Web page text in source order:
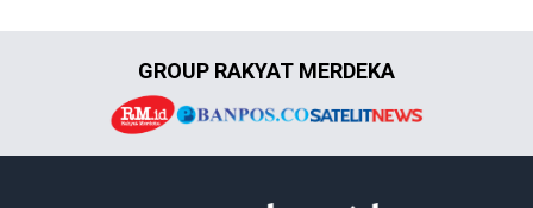
GROUP RAKYAT MERDEKA